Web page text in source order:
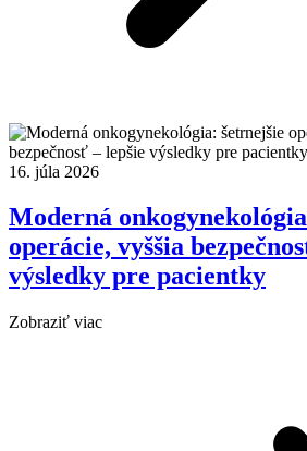
16. júla 2026
Moderná
operácie, vyššia
výsledky pre pacientky
Zobraziť viac